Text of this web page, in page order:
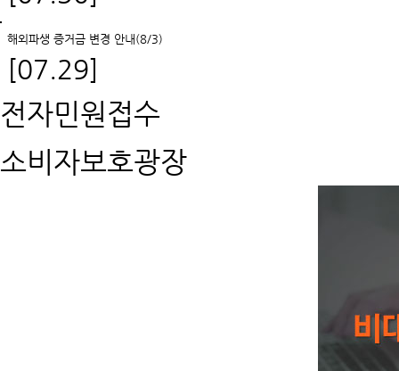
해외파생 증거금 변경 안내(8/3)
[07.29]
전자민원접수
소비자보호광장